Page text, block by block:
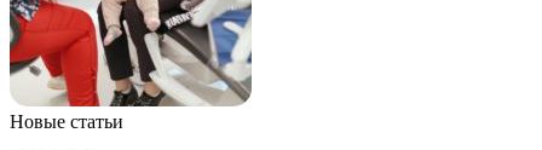
Новые статьи